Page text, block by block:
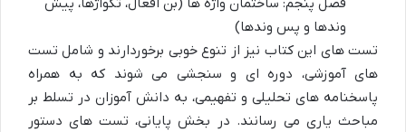
وندها و پس وندها)
تست های این کتاب نیز از تنوع خوبی برخوردارند و شامل تست
های آموزشی، دوره ای و سنجشی می شوند که به همراه
پاسخنامه های تحلیلی و تفهیمی، به دانش آموزان در تسلط بر
مباحث یاری می رسانند. در بخش پایانی، تست های دستور